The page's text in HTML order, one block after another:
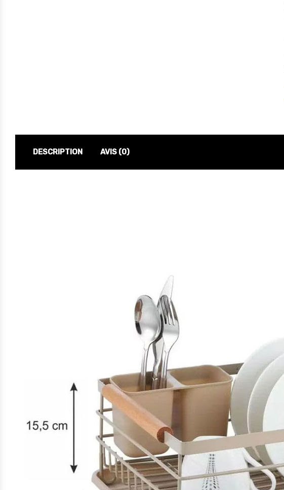
DESCRIPTION AVIS (0)